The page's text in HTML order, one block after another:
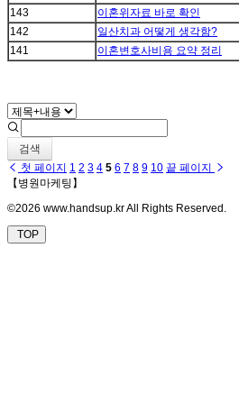
143
이혼위자료 바로 확인
142
일산치과 어떻게 생각함?
141
이혼변호사비용 요약 정리
검색
첫 페이지 1 2 3 4 5 6 7 8 9 10 끝 페이지
【병원마케팅】
©2026 www.handsup.kr All Rights Reserved.
TOP